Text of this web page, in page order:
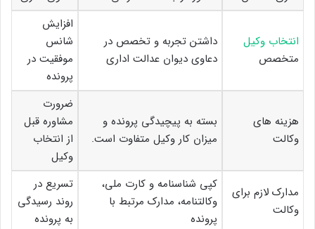
انتخاب وکیل
متخصص
داشتن تجربه و تخصص در
دعاوی دیوان عدالت اداری
افزایش
شانس
موفقیت در
پرونده
هزینه های
وکالت
بسته به پیچیدگی پرونده و
میزان کار وکیل متفاوت است.
ضرورت
مشاوره قبل
از انتخاب
وکیل
مدارک لازم برای
وکالت
کپی شناسنامه و کارت ملی،
وکالتنامه، مدارک مرتبط با
پرونده
تسریع در
روند رسیدگی
به پرونده